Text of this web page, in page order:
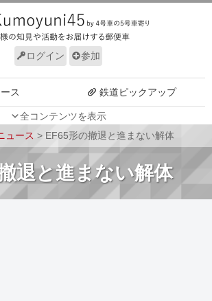
ログイン 参加
全コンテンツを表示
ス 鉄道ピックアップ
路線探訪
サイトについて
ュース > EF65形の撤退と進まない解体
退と進まない解体